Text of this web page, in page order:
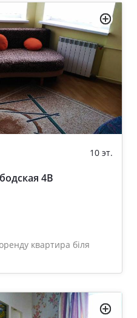
10 эт.
4В
квартира біля